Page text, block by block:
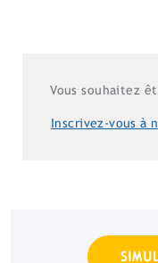
Vous souhaitez
Inscrivez-vous à